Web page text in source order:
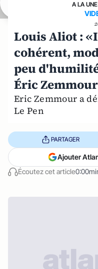
A LA UNE
Louis Aliot :
cohérent,
peu
Éric
Eric Zemmour a
Le Pen
Écoutez cet article
PARTAGER
Ajouter